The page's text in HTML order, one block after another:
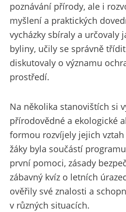
poznávání přírody, ale i
myšlení a praktických
vycházky sbíraly a určovaly
byliny, učily se správně
diskutovaly o významu
prostředí.
Na několika stanovištích si
přírodovědné a ekologické
formou rozvíjely jejich
žáky byla součástí
první pomoci, zásady
zábavný kvíz o letních
ověřily své znalosti a
v různých situacích.